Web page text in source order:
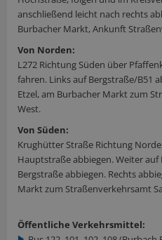
anschließend leicht nach rechts
Burbacher Markt, Ankunft
Von Norden:
L272 Richtung Süden über
fahren. Links auf Bergstraße/B51
Etzel, am Burbacher Markt zum
West.
Von Süden:
Krughütter Straße Richtung
Hauptstraße abbiegen. Weiter
Bergstraße abbiegen. Rechts
Markt zum Straßenverkehrsamt
Öffentliche Verkehrsmittel: